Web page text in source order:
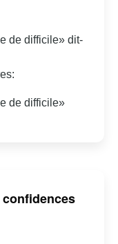
de difficile» dit-
de difficile»